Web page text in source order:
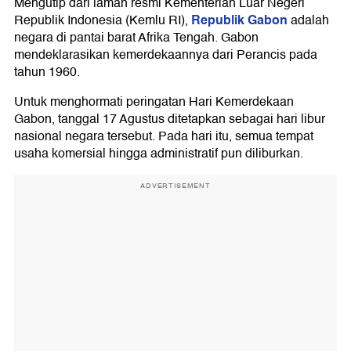
Republik Indonesia (Kemlu RI), Republik Gabonadalah
negara di pantai barat Afrika Tengah. Gabon
mendeklarasikan kemerdekaannya dari Perancis pada
tahun 1960.
Untuk menghormati peringatan Hari Kemerdekaan
Gabon, tanggal 17 Agustus ditetapkan sebagai hari libur
nasional negara tersebut. Pada hari itu, semua tempat
usaha komersial hingga administratif pun diliburkan.
ADVERTISEMENT